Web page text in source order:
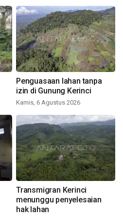
Penguasaan lahan tanpa
izin di Gunung Kerinci
Kamis, 6 Agustus 2026
Transmigran Kerinci
menunggu penyelesaian
hak lahan